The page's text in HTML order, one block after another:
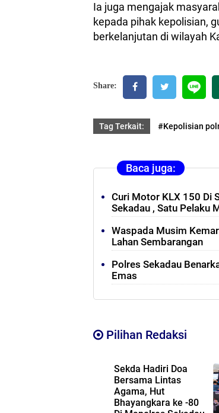
Ia juga mengajak
kepada pihak kepolisian,
berkelanjutan di wilayah
Share:
Tag Terkait: #Kepolisian
Baca juga:
Curi Motor KLX 150 Di
Sekadau , Satu Pelaku
Waspada Musim
Lahan Sembarangan
Polres Sekadau
Emas
Pilihan Redaksi
Sekda Hadiri Doa
Bersama Lintas
Agama, Hut
Bhayangkara ke -80